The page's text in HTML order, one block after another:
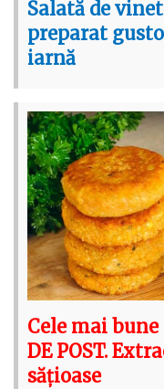
Salată de
preparat
iarnă
Cele mai
DE POST.
sățioase